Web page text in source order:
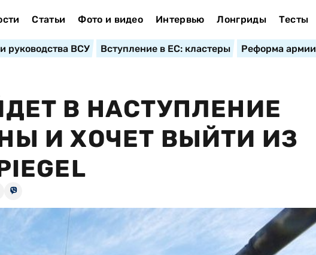
Статьи Фото и видео Интервью Лонгриды Тесты
руководства ВСУ Вступление в ЕС: кластеры Реформа армии
В НАСТУПЛЕНИЕ
И ХОЧЕТ ВЫЙТИ ИЗ